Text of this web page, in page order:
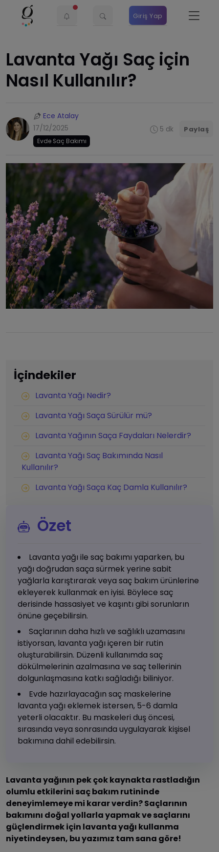
Giriş Yap
Lavanta Yağı Saç için
Nasıl Kullanılır?
Ece Atalay
17/12/2025
Evde Saç Bakımı
5 dk Paylaş
İçindekiler
Lavanta Yağı Nedir?
Lavanta Yağı Saça Sürülür mü?
Lavanta Yağının Saça Faydaları Nelerdir?
Lavanta Yağı Saç Bakımında Nasıl
Kullanılır?
Lavanta Yağı Saça Kaç Damla Kullanılır?
Özet
Lavanta yağı ile saç bakımı yaparken, bu
yağı doğrudan saça sürmek yerine sabit
yağlarla karıştırarak veya saç bakım ürünlerine
ekleyerek kullanmak en iyisi. Böylece saç
derisinde hassasiyet ve kaşıntı gibi sorunların
önüne geçebilirsin.
Saçlarının daha hızlı ve sağlıklı uzamasını
istiyorsan, lavanta yağı içeren bir rutin
oluşturabilirsin. Düzenli kullanımda saç
dökülmelerinin azalmasına ve saç tellerinin
dolgunlaşmasına katkı sağladığı biliniyor.
Evde hazırlayacağın saç maskelerine
lavanta yağı eklemek istersen, 5-6 damla
yeterli olacaktır. Bu maskeleri duş öncesi,
sırasında veya sonrasında uygulayarak kişisel
bakımına dahil edebilirsin.
Lavanta yağının pek çok kaynakta rastladığın
olumlu etkilerini saç bakım rutininde
deneyimlemeye mi karar verdin? Saçlarının
bakımını doğal yollarla yapmak ve saçlarını
güçlendirmek için lavanta yağı kullanma
niyetindeysen, bu yazımız tam sana göre!